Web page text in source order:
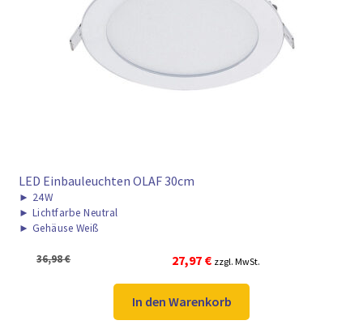
LED Einbauleuchten OLAF 30cm
► 24W
► Lichtfarbe Neutral
► Gehäuse Weiß
36,98€
Ursprünglicher
war:
36,98 €
27,97 €Aktueller
ist:
27,97 €.
zzgl. MwSt.
In den Warenkorb